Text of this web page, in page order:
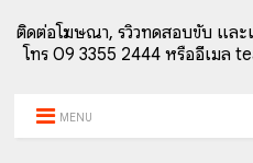
ติดต่อโฆษณา, รีวิวทดสอบขับ แล
โทร 09 3355 2444 หรืออีเมล
MENU